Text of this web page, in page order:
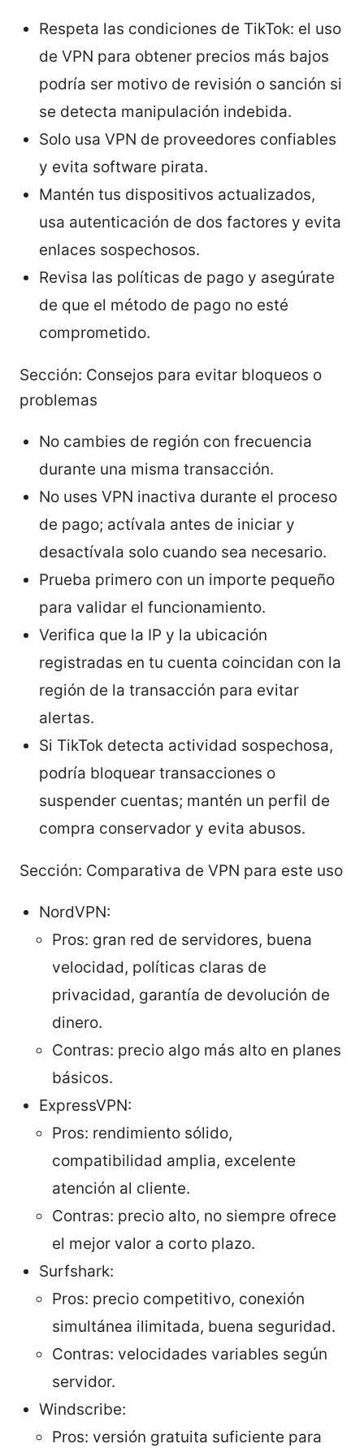
Respeta las condiciones de TikTok: el uso
de VPN para obtener precios más bajos
podría ser motivo de revisión o sanción si
se detecta manipulación indebida.
Solo usa VPN de proveedores confiables
y evita software pirata.
Mantén tus dispositivos actualizados,
usa autenticación de dos factores y evita
enlaces sospechosos.
Revisa las políticas de pago y asegúrate
de que el método de pago no esté
comprometido.
Sección: Consejos para evitar bloqueos o
problemas
No cambies de región con frecuencia
durante una misma transacción.
No uses VPN inactiva durante el proceso
de pago; actívala antes de iniciar y
desactívala solo cuando sea necesario.
Prueba primero con un importe pequeño
para validar el funcionamiento.
Verifica que la IP y la ubicación
registradas en tu cuenta coincidan con la
región de la transacción para evitar
alertas.
Si TikTok detecta actividad sospechosa,
podría bloquear transacciones o
suspender cuentas; mantén un perfil de
compra conservador y evita abusos.
Sección: Comparativa de VPN para este uso
NordVPN:
Pros: gran red de servidores, buena
velocidad, políticas claras de
privacidad, garantía de devolución de
dinero.
Contras: precio algo más alto en planes
básicos.
ExpressVPN:
Pros: rendimiento sólido,
compatibilidad amplia, excelente
atención al cliente.
Contras: precio alto, no siempre ofrece
el mejor valor a corto plazo.
Surfshark:
Pros: precio competitivo, conexión
simultánea ilimitada, buena seguridad.
Contras: velocidades variables según
servidor.
Windscribe:
Pros: versión gratuita suficiente para